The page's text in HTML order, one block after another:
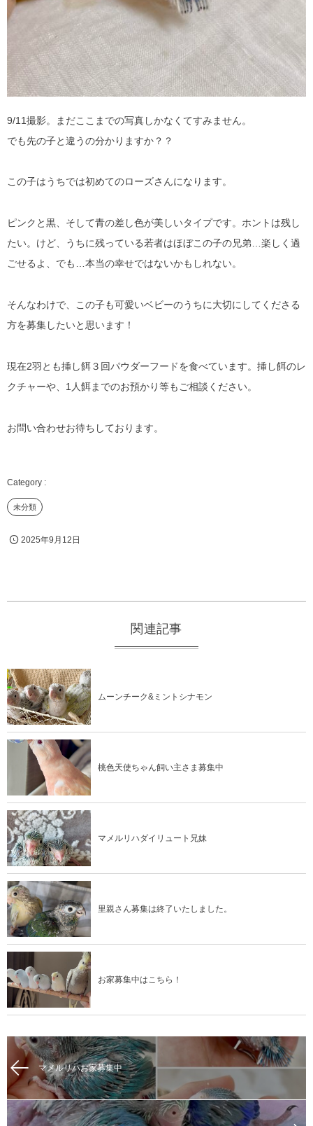
9/11撮影。まだここまでの写真しかなくてすみません。
でも先の子と違うの分かりますか？？
この子はうちでは初めてのローズさんになります。
ピンクと黒、そして青の差し色が美しいタイプです。ホントは残し
たい。けど、うちに残っている若者はほぼこの子の兄弟…楽しく過
ごせるよ、でも…本当の幸せではないかもしれない。
そんなわけで、この子も可愛いベビーのうちに大切にしてくださる
方を募集したいと思います！
現在2羽とも挿し餌３回パウダーフードを食べています。挿し餌のレ
クチャーや、1人餌までのお預かり等もご相談ください。
お問い合わせお待ちしております。
未分類
2025年9月12日
関連記事
ムーンチーク&ミントシナモン
桃色天使ちゃん飼い主さま募集中
マメルリハダイリュート兄妹
里親さん募集は終了いたしました。
お家募集中はこちら！
マメルリハお家募集中